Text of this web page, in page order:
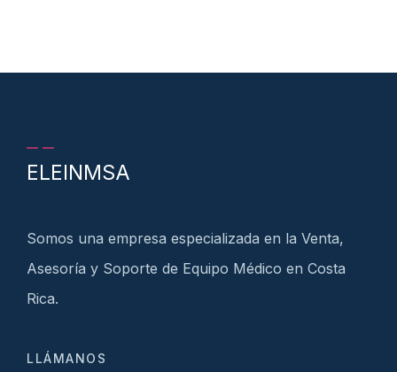
ELEINMSA
Somos una empresa especializada en la Venta,
Asesoría y Soporte de Equipo Médico en Costa
Rica.
LLÁMANOS